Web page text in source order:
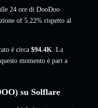
24 ore di DooDoo
of 5.22% rispetto al
è circa $94.4K. La
momento è pari a
su Solflare